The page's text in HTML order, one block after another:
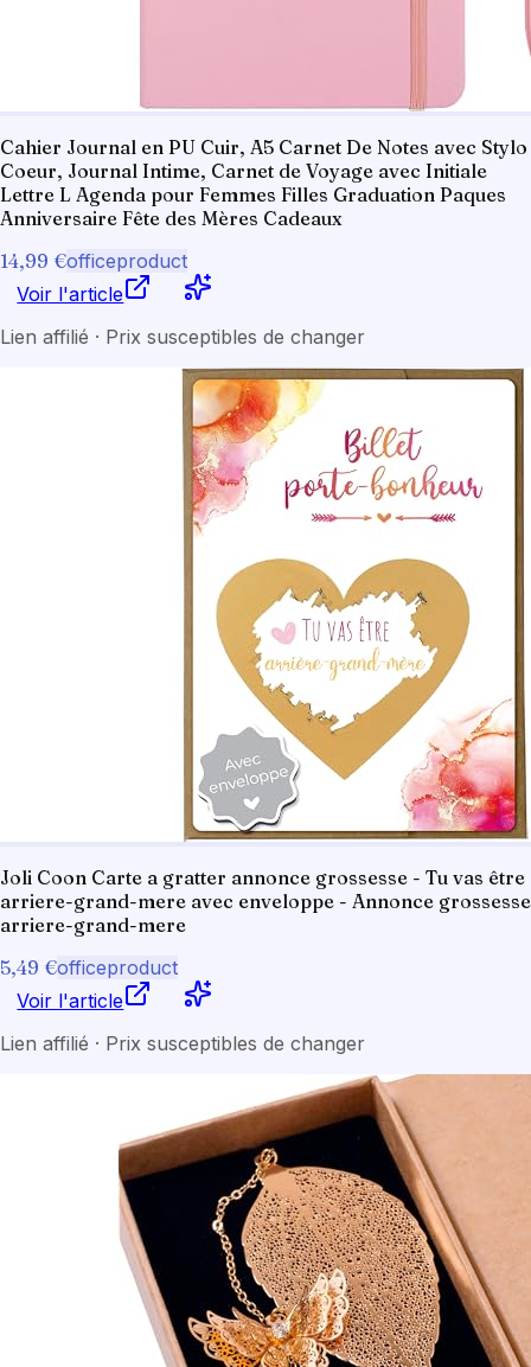
Cahier Journal en PU Cuir, A5 Carnet De Notes avec Stylo
Coeur, Journal Intime, Carnet de Voyage avec Initiale
Lettre L Agenda pour Femmes Filles Graduation Paques
Anniversaire Fête des Mères Cadeaux
14,99 €officeproduct
Voir l'article
Lien affilié · Prix susceptibles de changer
Joli Coon Carte a gratter annonce grossesse - Tu vas être
arriere-grand-mere avec enveloppe - Annonce grossesse
arriere-grand-mere
5,49 €officeproduct
Voir l'article
Lien affilié · Prix susceptibles de changer